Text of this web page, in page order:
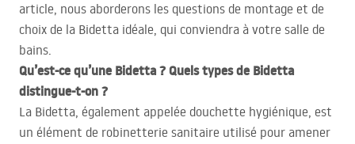
article, nous aborderons les questions de montage et de
choix de la Bidetta idéale, qui conviendra à votre salle de
bains.
Qu’est-ce qu’une Bidetta ? Quels types de Bidetta
distingue-t-on ?
La Bidetta, également appelée douchette hygiénique, est
un élément de robinetterie sanitaire utilisé pour amener